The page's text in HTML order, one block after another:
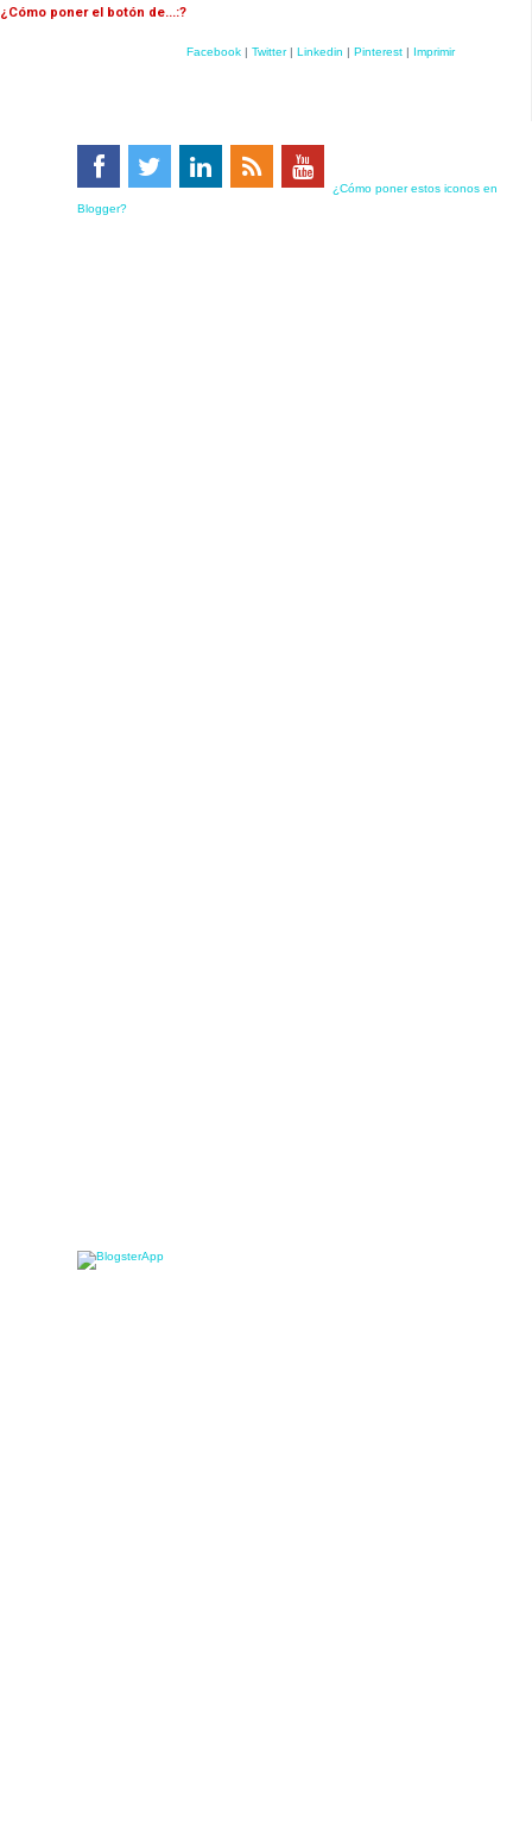
¿Cómo poner el botón de...:?
Facebook | Twitter | Linkedin | Pinterest | Imprimir
¿Cómo poner estos iconos en
Blogger?